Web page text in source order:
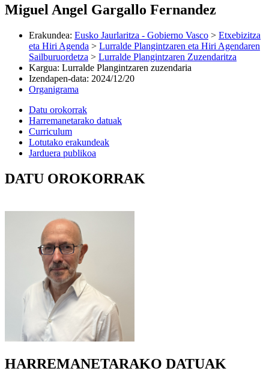
Miguel Angel Gargallo Fernandez
Erakundea: Eusko Jaurlaritza - Gobierno Vasco > Etxebizitza
eta Hiri Agenda > Lurralde Plangintzaren eta Hiri Agendaren
Sailburuordetza > Lurralde Plangintzaren Zuzendaritza
Kargua: Lurralde Plangintzaren zuzendaria
Izendapen-data: 2024/12/20
Organigrama
Datu orokorrak
Harremanetarako datuak
Curriculum
Lotutako erakundeak
Jarduera publikoa
DATU OROKORRAK
HARREMANETARAKO DATUAK